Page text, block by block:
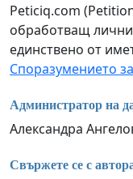
Peticiq.com
обработващ
единствено от
Споразумението
Администратор на
Александра
Свържете се с